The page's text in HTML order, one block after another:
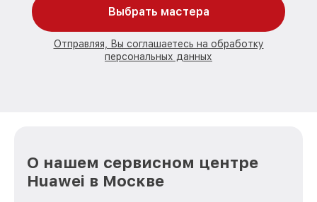
Выбрать мастера
Отправляя, Вы соглашаетесь на обработку
персональных данных
О нашем сервисном центре
Huawei в Москве